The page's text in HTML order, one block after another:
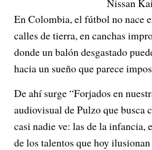
En Colombia, el fútbol no nace
calles de tierra, en canchas
donde un balón desgastado
hacia un sueño que parece
De ahí surge “Forjados en
audiovisual de Pulzo que busca
casi nadie ve: las de la
de los talentos que hoy